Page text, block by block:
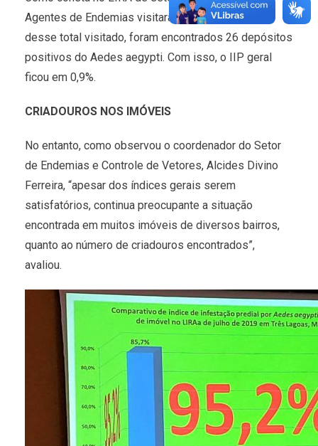
Agentes de Endemias visitaram 2.737 imóveis e
desse total visitado, foram encontrados 26 depósitos
positivos do Aedes aegypti. Com isso, o IIP geral
ficou em 0,9%.
CRIADOUROS NOS IMÓVEIS
No entanto, como observou o coordenador do Setor
de Endemias e Controle de Vetores, Alcides Divino
Ferreira, “apesar dos índices gerais serem
satisfatórios, continua preocupante a situação
encontrada em muitos imóveis de diversos bairros,
quanto ao número de criadouros encontrados”,
avaliou.